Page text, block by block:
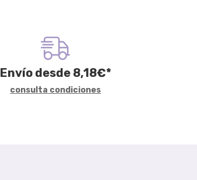
Envío desde 8,18€*
consulta condiciones